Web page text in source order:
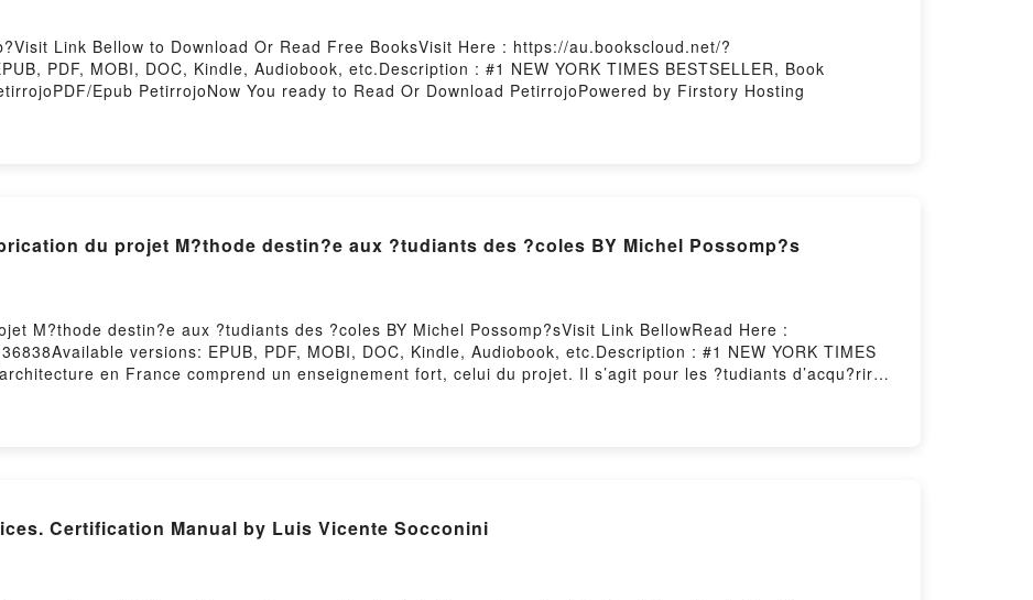
Link Bellow to Download Or Read Free BooksVisit Here : https://au.bookscloud.net/?
PDF, MOBI, DOC, Kindle, Audiobook, etc.Description : #1 NEW YORK TIMES BESTSELLER, Book
Epub PetirrojoNow You ready to Read Or Download PetirrojoPowered by Firstory Hosting
du projet M?thode destin?e aux ?tudiants des ?coles BY Michel Possomp?s
M?thode destin?e aux ?tudiants des ?coles BY Michel Possomp?sVisit Link BellowRead Here :
versions: EPUB, PDF, MOBI, DOC, Kindle, Audiobook, etc.Description : #1 NEW YORK TIMES
en France comprend un enseignement fort, celui du projet. Il s’agit pour les ?tudiants d’acqu?rir
un jury pluridisciplinaire. Pour pr?parer et r?ussir cet exercice impos?, commun aux vingt ENSA (ainsi
lui faisant prendre conscience des ressources de son sujet : ce sont ellesReading La fabrication du projet
La fabrication du projet M?thode destin?e aux ?tudiants des ?colesPDF/Epub La fabrication du
?colesNow You ready to Read Or Download La fabrication du projet M?thode destin?e aux ?tudiants des ?
Certification Manual by Luis Vicente Socconini